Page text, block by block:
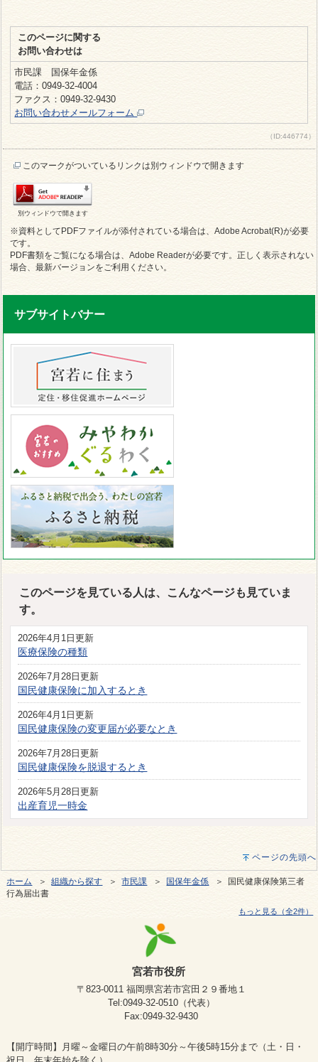
このページに関する
お問い合わせは
市民課 国保年金係
電話：0949-32-4004
ファクス：0949-32-9430
お問い合わせメールフォーム
（ID:446774）
このマークがついているリンクは別ウィンドウで開きます
別ウィンドウで開きます
※資料としてPDFファイルが添付されている場合は、Adobe Acrobat(R)が必要
です。
PDF書類をご覧になる場合は、Adobe Readerが必要です。正しく表示されない
場合、最新バージョンをご利用ください。
サブサイトバナー
このページを見ている人は、こんなページも見ていま
す。
2026年4月1日更新
医療保険の種類
2026年7月28日更新
国民健康保険に加入するとき
2026年4月1日更新
国民健康保険の変更届が必要なとき
2026年7月28日更新
国民健康保険を脱退するとき
2026年5月28日更新
出産育児一時金
ページの先頭へ
ホーム ＞組織から探す ＞市民課 ＞ 国保年金係 ＞ 国民健康保険第三者
行為届出書
もっと見る（全2件）
宮若市役所
〒823-0011 福岡県宮若市宮田２９番地１
Tel:0949-32-0510（代表）
Fax:0949-32-9430
【開庁時間】月曜～金曜日の午前8時30分～午後5時15分まで（土・日・